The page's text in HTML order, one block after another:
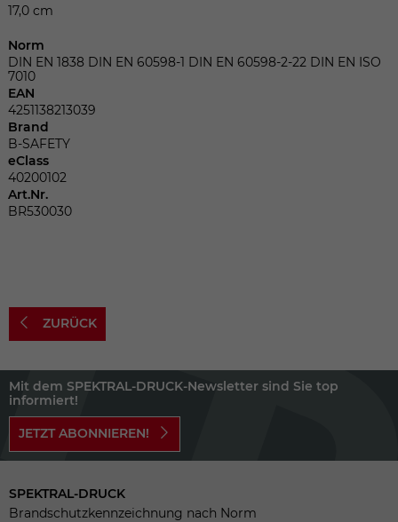
17,0 cm
Norm
DIN EN 1838 DIN EN 60598-1 DIN EN 60598-2-22 DIN EN ISO
7010
EAN
4251138213039
Brand
B-SAFETY
eClass
40200102
Art.Nr.
BR530030
ZURÜCK
Mit dem SPEKTRAL-DRUCK-Newsletter sind Sie top
informiert!
JETZT ABONNIEREN!
SPEKTRAL-DRUCK
Brandschutzkennzeichnung nach Norm
Zweck
Speicherung Ihrer vorgenommen
Name
Anbieter